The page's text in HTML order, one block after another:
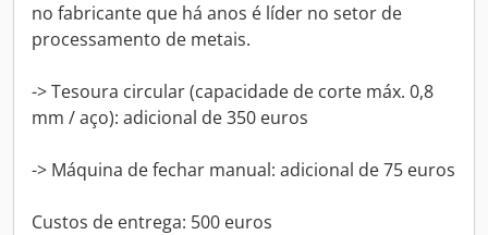
no fabricante que há anos é líder no setor de
processamento de metais.
-> Tesoura circular (capacidade de corte máx. 0,8
mm / aço): adicional de 350 euros
-> Máquina de fechar manual: adicional de 75 euros
Custos de entrega: 500 euros